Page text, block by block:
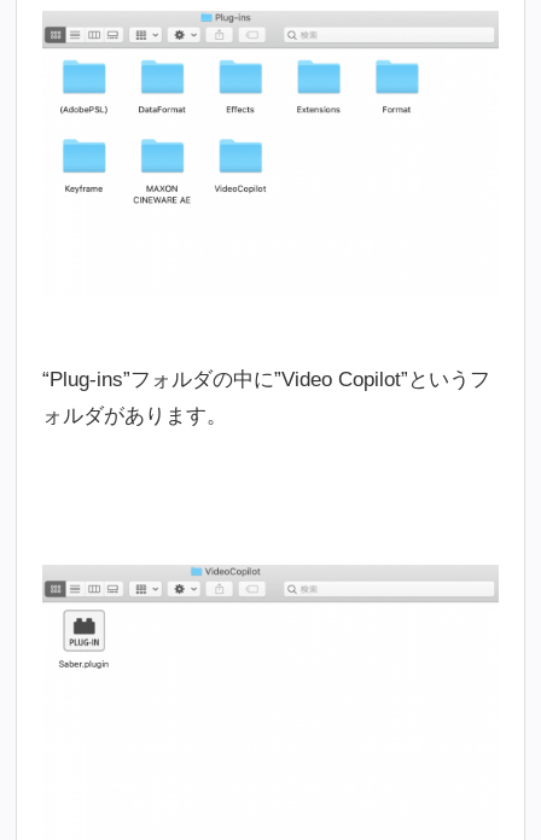
“Plug-ins”フォルダの中に”Video Copilot”というフ
ォルダがあります。